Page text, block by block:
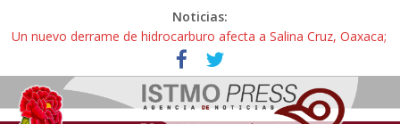
Noticias:
Un nuevo derrame de hidrocarburo afecta a Salina Cruz, Oaxaca;
ahora pescadores de Salinas del Marqués denuncian daños de
Pemex
Ángel, el joven autista expulsado por la Universidad Bienestar de
Ixtepec, Oaxaca vuelve a las aulas tras amparo